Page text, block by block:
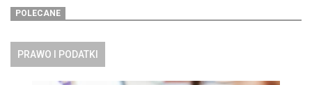
POLECANE
PRAWO I PODATKI